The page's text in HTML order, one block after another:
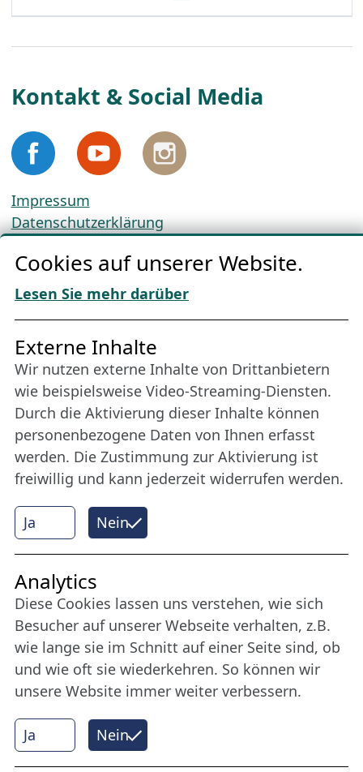
Kontakt & Social Media
Impressum
Datenschutzerklärung
AGBs
Download „Nordic Tango“
Freundes­kreis
Bleiben Sie uns das ganze Jahr über verbunden:
Werden Sie Freund der Nordischen Filmtage
Lübeck.
Mehr erfahren
Internet Partner
© 2026 Nordische Filmtage Lübeck
Cookies auf unserer Website.
Lesen Sie mehr darüber
Ja Nein
Externe Inhalte
Wir nutzen externe Inhalte von Drittanbietern
wie beispielsweise Video-Streaming-Diensten.
Durch die Aktivierung dieser Inhalte können
personenbezogene Daten von Ihnen erfasst
werden. Die Zustimmung zur Aktivierung ist
freiwillig und kann jederzeit widerrufen werden.
Ja Nein
Analytics
Diese Cookies lassen uns verstehen, wie sich
Besucher auf unserer Webseite verhalten, z.B.
wie lange sie im Schnitt auf einer Seite sind, ob
und wie oft sie wiederkehren. So können wir
unsere Website immer weiter verbessern.